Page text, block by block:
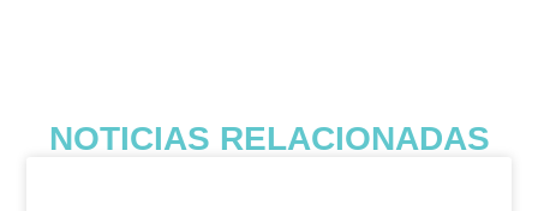
NOTICIAS RELACIONADAS